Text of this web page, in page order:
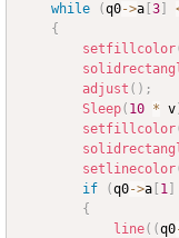
while
(q0->a 3
{
setfillcolor
adjust ( ) ;
Sleep( 10 * v
setfillcolor
setlinecolor
if
(q0->a 1
{
line( (q0